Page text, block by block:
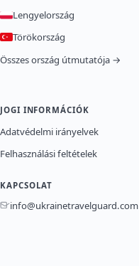
Lengyelország
Törökország
Összes ország útmutatója →
JOGI INFORMÁCIÓK
Adatvédelmi irányelvek
Felhasználási feltételek
KAPCSOLAT
info@ukrainetravelguard.com